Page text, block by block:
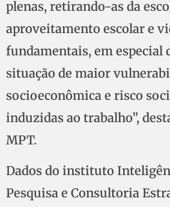
plenas, retirando-as da
aproveitamento escolar e
fundamentais, em especial
situação de maior
socioeconômica e risco
induzidas ao trabalho”,
MPT.
Dados do instituto
Pesquisa e Consultoria